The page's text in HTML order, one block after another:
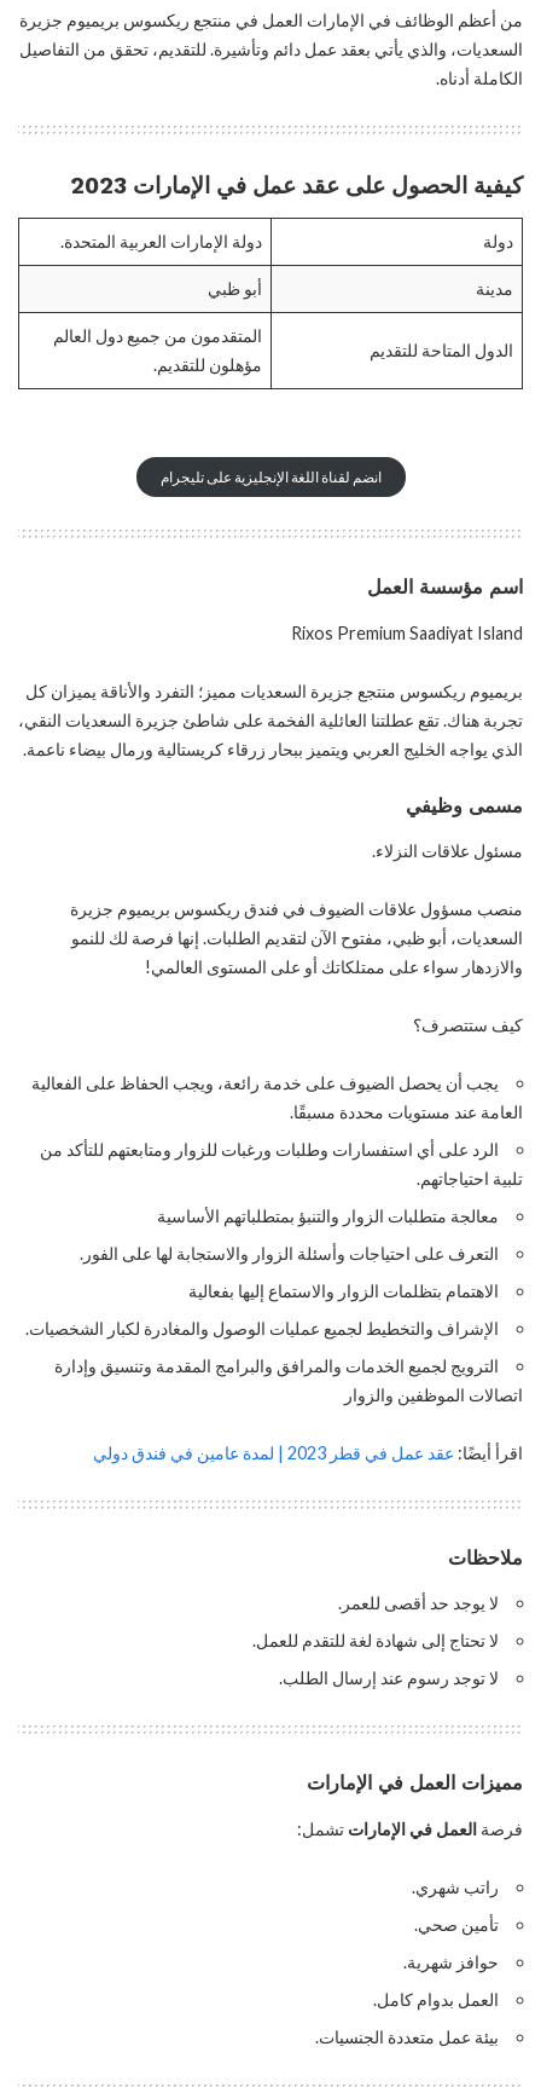
من أعظم الوظائف في الإمارات العمل في منتجع ريكسوس بريميوم جزيرة
السعديات، والذي يأتي بعقد عمل دائم وتأشيرة. للتقديم، تحقق من التفاصيل
الكاملة أدناه.
كيفية الحصول على عقد عمل في الإمارات 2023
دولة دولة الإمارات العربية المتحدة.
مدينة أبو ظبي
الدول المتاحة للتقديم
المتقدمون من جميع دول العالم
مؤهلون للتقديم.
انضم لقناة اللغة الإنجليزية على تليجرام
اسم مؤسسة العمل
Rixos Premium Saadiyat Island
بريميوم ريكسوس منتجع جزيرة السعديات مميز؛ التفرد والأناقة يميزان كل
تجربة هناك. تقع عطلتنا العائلية الفخمة على شاطئ جزيرة السعديات النقي،
الذي يواجه الخليج العربي ويتميز ببحار زرقاء كريستالية ورمال بيضاء ناعمة.
مسمى وظيفي
مسئول علاقات النزلاء.
منصب مسؤول علاقات الضيوف في فندق ريكسوس بريميوم جزيرة
السعديات، أبو ظبي، مفتوح الآن لتقديم الطلبات. إنها فرصة لك للنمو
والازدهار سواء على ممتلكاتك أو على المستوى العالمي!
كيف ستتصرف؟
يجب أن يحصل الضيوف على خدمة رائعة، ويجب الحفاظ على الفعالية
العامة عند مستويات محددة مسبقًا.
الرد على أي استفسارات وطلبات ورغبات للزوار ومتابعتهم للتأكد من
تلبية احتياجاتهم.
معالجة متطلبات الزوار والتنبؤ بمتطلباتهم الأساسية
التعرف على احتياجات وأسئلة الزوار والاستجابة لها على الفور.
الاهتمام بتظلمات الزوار والاستماع إليها بفعالية
الإشراف والتخطيط لجميع عمليات الوصول والمغادرة لكبار الشخصيات.
الترويج لجميع الخدمات والمرافق والبرامج المقدمة وتنسيق وإدارة
اتصالات الموظفين والزوار
اقرأ أيضًا: عقد عمل في قطر 2023 | لمدة عامين في فندق دولي
ملاحظات
لا يوجد حد أقصى للعمر.
لا تحتاج إلى شهادة لغة للتقدم للعمل.
لا توجد رسوم عند إرسال الطلب.
مميزات العمل في الإمارات
فرصة العمل في الإمارات تشمل:
راتب شهري.
تأمين صحي.
حوافز شهرية.
العمل بدوام كامل.
بيئة عمل متعددة الجنسيات.